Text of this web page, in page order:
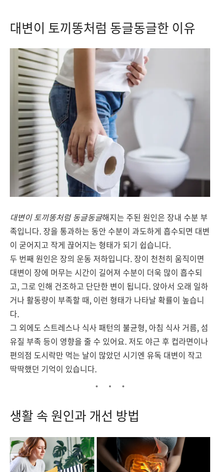
대변이 토끼똥처럼 동글동글한 이유
대변이 토끼똥처럼 동글동글해지는 주된 원인은 장내 수분 부
족입니다. 장을 통과하는 동안 수분이 과도하게 흡수되면 대변
이 굳어지고 작게 끊어지는 형태가 되기 쉽습니다.
두 번째 원인은 장의 운동 저하입니다. 장이 천천히 움직이면
대변이 장에 머무는 시간이 길어져 수분이 더욱 많이 흡수되
고, 그로 인해 건조하고 단단한 변이 됩니다. 앉아서 오래 일하
거나 활동량이 부족할 때, 이런 형태가 나타날 확률이 높습니
다.
그 외에도 스트레스나 식사 패턴의 불균형, 아침 식사 거름, 섬
유질 부족 등이 영향을 줄 수 있어요. 저도 야근 후 컵라면이나
편의점 도시락만 먹는 날이 많았던 시기엔 유독 대변이 작고
딱딱했던 기억이 있습니다.
생활 속 원인과 개선 방법